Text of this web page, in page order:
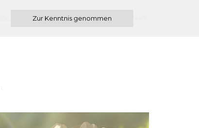
DATENSCHUTZ
Zur Kenntnis genommen